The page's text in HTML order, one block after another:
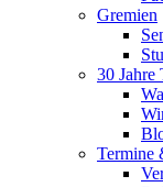
Gremien
30 Jahre
Termine